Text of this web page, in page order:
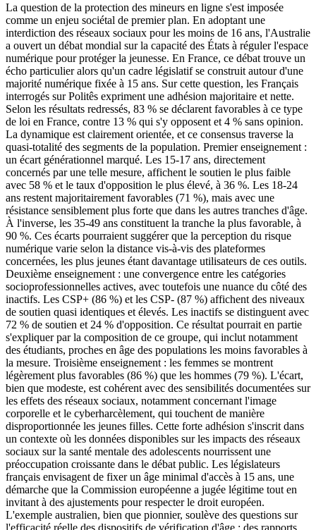
La question de la protection des mineurs en ligne s'est imposée
comme un enjeu sociétal de premier plan. En adoptant une
interdiction des réseaux sociaux pour les moins de 16 ans, l'Australie
a ouvert un débat mondial sur la capacité des États à réguler l'espace
numérique pour protéger la jeunesse. En France, ce débat trouve un
écho particulier alors qu'un cadre législatif se construit autour d'une
majorité numérique fixée à 15 ans. Sur cette question, les Français
interrogés sur Politês expriment une adhésion majoritaire et nette.
Selon les résultats redressés, 83 % se déclarent favorables à ce type
de loi en France, contre 13 % qui s'y opposent et 4 % sans opinion.
La dynamique est clairement orientée, et ce consensus traverse la
quasi-totalité des segments de la population. Premier enseignement :
un écart générationnel marqué. Les 15-17 ans, directement
concernés par une telle mesure, affichent le soutien le plus faible
avec 58 % et le taux d'opposition le plus élevé, à 36 %. Les 18-24
ans restent majoritairement favorables (71 %), mais avec une
résistance sensiblement plus forte que dans les autres tranches d'âge.
À l'inverse, les 35-49 ans constituent la tranche la plus favorable, à
90 %. Ces écarts pourraient suggérer que la perception du risque
numérique varie selon la distance vis-à-vis des plateformes
concernées, les plus jeunes étant davantage utilisateurs de ces outils.
Deuxième enseignement : une convergence entre les catégories
socioprofessionnelles actives, avec toutefois une nuance du côté des
inactifs. Les CSP+ (86 %) et les CSP- (87 %) affichent des niveaux
de soutien quasi identiques et élevés. Les inactifs se distinguent avec
72 % de soutien et 24 % d'opposition. Ce résultat pourrait en partie
s'expliquer par la composition de ce groupe, qui inclut notamment
des étudiants, proches en âge des populations les moins favorables à
la mesure. Troisième enseignement : les femmes se montrent
légèrement plus favorables (86 %) que les hommes (79 %). L'écart,
bien que modeste, est cohérent avec des sensibilités documentées sur
les effets des réseaux sociaux, notamment concernant l'image
corporelle et le cyberharcèlement, qui touchent de manière
disproportionnée les jeunes filles. Cette forte adhésion s'inscrit dans
un contexte où les données disponibles sur les impacts des réseaux
sociaux sur la santé mentale des adolescents nourrissent une
préoccupation croissante dans le débat public. Les législateurs
français envisagent de fixer un âge minimal d'accès à 15 ans, une
démarche que la Commission européenne a jugée légitime tout en
invitant à des ajustements pour respecter le droit européen.
L'exemple australien, bien que pionnier, soulève des questions sur
l'efficacité réelle des dispositifs de vérification d'âge : des rapports